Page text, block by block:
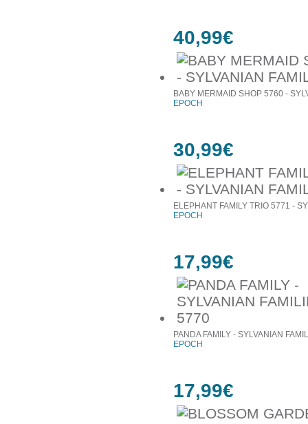
40,99€
BABY MERMAID SHOP 5760 -
EPOCH
30,99€
ELEPHANT FAMILY TRIO 5771 -
EPOCH
17,99€
PANDA FAMILY - SYLVANIAN
EPOCH
17,99€